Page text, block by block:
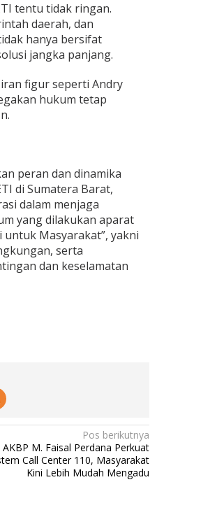
tentu tidak ringan.
daerah, dan
hanya bersifat
jangka panjang.
figur seperti Andry
hukum tetap
peran dan dinamika
di Sumatera Barat,
dalam menjaga
yang dilakukan aparat
Masyarakat”, yakni
serta
dan keselamatan
Pos berikutnya
AKBP M. Faisal Perdana Perkuat
Call Center 110, Masyarakat
Kini Lebih Mudah Mengadu